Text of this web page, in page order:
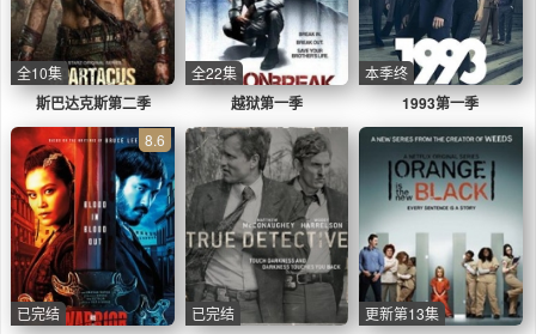
斯巴达克斯第二季
全10集
越狱第一季
全22集
1993第一季
本季终
8.6
已完结 已完结 更新第13集